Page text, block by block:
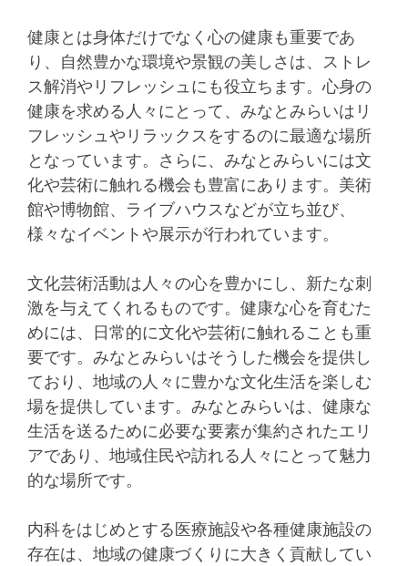
健康とは身体だけでなく心の健康も重要であ
り、自然豊かな環境や景観の美しさは、ストレ
ス解消やリフレッシュにも役立ちます。心身の
健康を求める人々にとって、みなとみらいはリ
フレッシュやリラックスをするのに最適な場所
となっています。さらに、みなとみらいには文
化や芸術に触れる機会も豊富にあります。美術
館や博物館、ライブハウスなどが立ち並び、
様々なイベントや展示が行われています。
文化芸術活動は人々の心を豊かにし、新たな刺
激を与えてくれるものです。健康な心を育むた
めには、日常的に文化や芸術に触れることも重
要です。みなとみらいはそうした機会を提供し
ており、地域の人々に豊かな文化生活を楽しむ
場を提供しています。みなとみらいは、健康な
生活を送るために必要な要素が集約されたエリ
アであり、地域住民や訪れる人々にとって魅力
的な場所です。
内科をはじめとする医療施設や各種健康施設の
存在は、地域の健康づくりに大きく貢献してい